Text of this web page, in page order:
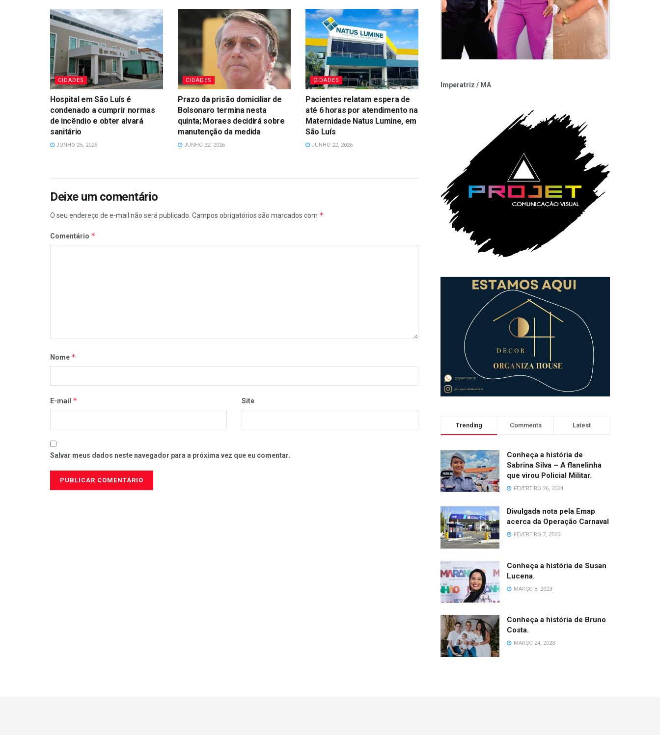
CIDADES
Hospital em São Luís é
condenado a cumprir normas
de incêndio e obter alvará
sanitário
JUNHO 25, 2026
CIDADES
Prazo da prisão domiciliar de
Bolsonaro termina nesta
quinta; Moraes decidirá sobre
manutenção da medida
JUNHO 22, 2026
CIDADES
Pacientes relatam espera de
até 6 horas por atendimento na
Maternidade Natus Lumine, em
São Luís
JUNHO 22, 2026
Deixe um comentário
O seu endereço de e-mail não será publicado. Campos obrigatórios são marcados com *
Comentário *
Nome *
E-mail * Site
Salvar meus dados neste navegador para a próxima vez que eu comentar.
Imperatriz / MA
Trending Comments Latest
Conheça a história de
Sabrina Silva – A flanelinha
que virou Policial Militar.
FEVEREIRO 26, 2024
Divulgada nota pela Emap
acerca da Operação Carnaval
FEVEREIRO 7, 2025
Conheça a história de Susan
Lucena.
MARÇO 8, 2023
Conheça a história de Bruno
Costa.
MARÇO 24, 2023